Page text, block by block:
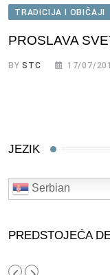
TRADICIJA I OBIČAJI
PROSLAVA
BYSTC 17/07/
JEZIK
Serbian
PREDSTOJEĆA